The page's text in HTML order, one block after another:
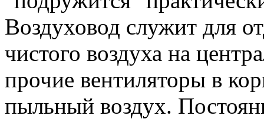
Воздуховод служит для
чистого воздуха на
прочие вентиляторы в
пыльный воздух.